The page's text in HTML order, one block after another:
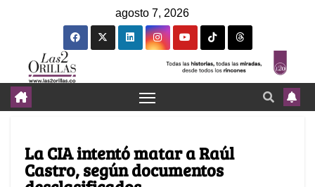
agosto 7, 2026
La CIA intentó matar a Raúl
Castro, según documentos